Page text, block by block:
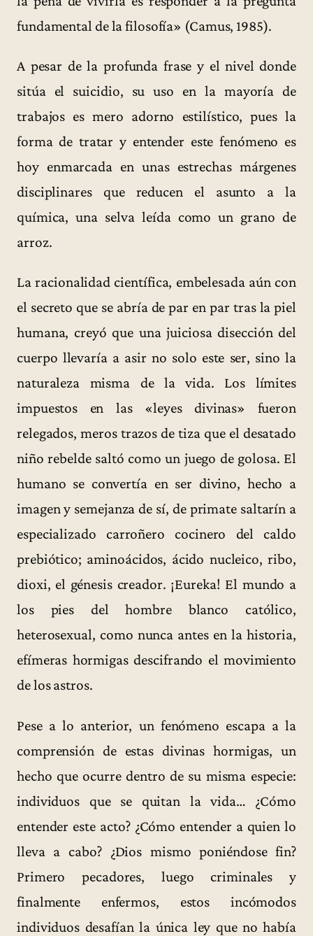
fundamental de la filosofía» (Camus, 1985).
A pesar de la profunda frase y el nivel donde
sitúa el suicidio, su uso en la mayoría de
trabajos es mero adorno estilístico, pues la
forma de tratar y entender este fenómeno es
hoy enmarcada en unas estrechas márgenes
disciplinares que reducen el asunto a la
química, una selva leída como un grano de
arroz.
La racionalidad científica, embelesada aún con
el secreto que se abría de par en par tras la piel
humana, creyó que una juiciosa disección del
cuerpo llevaría a asir no solo este ser, sino la
naturaleza misma de la vida. Los límites
impuestos en las «leyes divinas» fueron
relegados, meros trazos de tiza que el desatado
niño rebelde saltó como un juego de golosa. El
humano se convertía en ser divino, hecho a
imagen y semejanza de sí, de primate saltarín a
especializado carroñero cocinero del caldo
prebiótico; aminoácidos, ácido nucleico, ribo,
dioxi, el génesis creador. ¡Eureka! El mundo a
los pies del hombre blanco católico,
heterosexual, como nunca antes en la historia,
efímeras hormigas descifrando el movimiento
de los astros.
Pese a lo anterior, un fenómeno escapa a la
comprensión de estas divinas hormigas, un
hecho que ocurre dentro de su misma especie:
individuos que se quitan la vida… ¿Cómo
entender este acto? ¿Cómo entender a quien lo
lleva a cabo? ¿Dios mismo poniéndose fin?
Primero pecadores, luego criminales y
finalmente enfermos, estos incómodos
individuos desafían la única ley que no había